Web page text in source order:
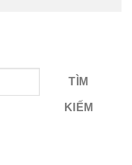
TÌM
KIẾM